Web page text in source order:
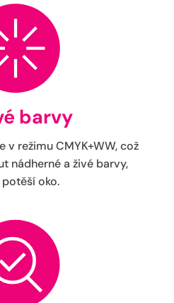
barvy
v režimu CMYK+WW, což
nádherné a živé barvy,
oko.